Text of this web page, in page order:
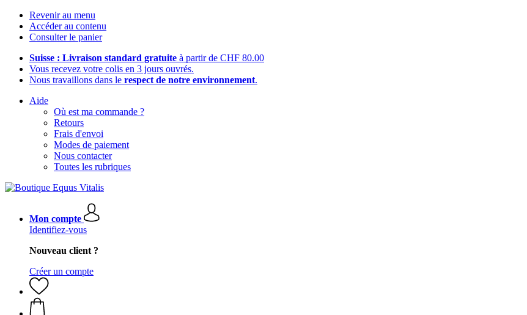
Revenir au menu
Accéder au contenu
Consulter le panier
Suisse : Livraison standard gratuite à partir de CHF 80.00
Vous recevez votre colis en 3 jours ouvrés.
Nous travaillons dans le respect de notre environnement.
Aide
Où est ma commande ?
Retours
Frais d'envoi
Modes de paiement
Nous contacter
Toutes les rubriques
Mon compte
Identifiez-vous
Nouveau client ?
Créer un compte